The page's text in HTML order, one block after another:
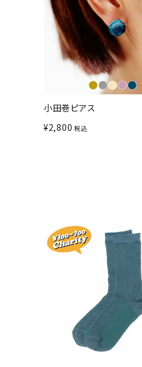
小田巻ピアス
¥2,800 税込